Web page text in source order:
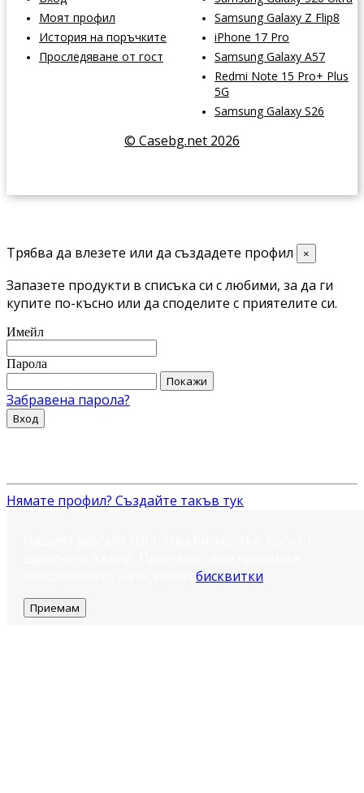
Моят профил
История на поръчките
Проследяване от гост
Samsung Galaxy Z Flip8
iPhone 17 Pro
Samsung Galaxy A57
Redmi Note 15 Pro+ Plus
5G
Samsung Galaxy S26
© Casebg.net 2026
Трябва да влезете или да създадете профил ×
Запазете продукти в списъка си с любими, за да ги
купите по-късно или да споделите с приятелите си.
Имейл
Парола
Покажи
Забравена парола?
Вход
Нямате профил? Създайте такъв тук
бисквитки
Приемам